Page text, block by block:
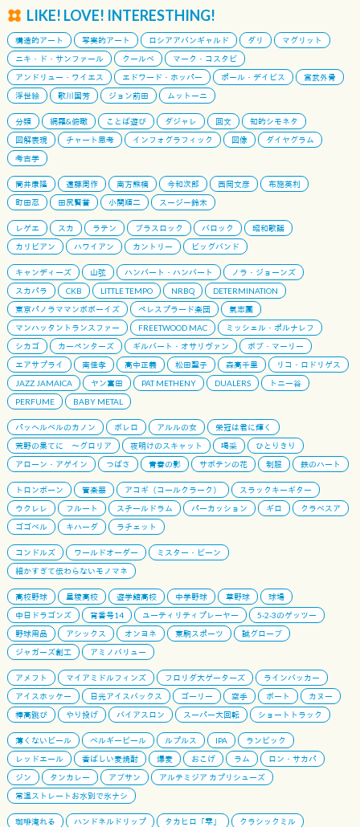
LIKE! LOVE! INTERESTHING!
構造的アート 写実的アート ロシアアバンギャルド ダリ
マグリット
ニキ・ド・サンファール
クールベ
マーク・コスタビ
アンドリュー・ワイエス
エドワード・ホッパー ポール・デイビス
宮武外骨
浮世絵
歌川国芳 ジョン前田 ムットーニ
分類 網羅&俯瞰 ことば遊び ダジャレ 回文
知的シモネタ
図解表現
チャート思考 インフォグラフィック 図像
ダイヤグラム
考古学
筒井康隆 遠藤周作 南方熊楠 今和次郎 西岡文彦
布施英利
町田忍
田尻賢誉 小関順二 スージー鈴木
レゲエ スカ ラテン ブラスロック バロック
昭和歌謡
カリビアン
ハワイアン カントリー ビッグバンド
キャンディーズ 山弦 ハンバート・ハンバート
ノラ・ジョーンズ
スカパラ
CKB LITTLE TEMPO NRBQ
DETERMINATION
東京パノラママンボボーイズ
ペレスプラード楽団
氣志團
マンハッタントランスファー
FREETWOOD MAC
ミッシェル・ポルナレフ
シカゴ
カーペンターズ ギルバート・オサリヴァン
ボブ・マーリー
エアサプライ
南佳孝 高中正義 松田聖子 森高千里
リコ・ロドリゲス
JAZZ JAMAICA
ヤン富田 PAT METHENY DUALERS
トニー谷
PERFUME
BABY METAL
パッヘルベルのカノン ボレロ アルルの女
栄冠は君に輝く
荒野の果てに 〜グロリア
夜明けのスキャット 喝采
ひとりきり
アローン・アゲイン
つばさ 青春の影 サボテンの花 制服 鉄のハート
トロンボーン 管楽器 アコギ（コールクラーク）
スラックキーギター
ウクレレ
フルート スチールドラム パーカッション ギロ
クラベスア
ゴゴベル
キハーダ ラチェット
コンドルズ ワールドオーダー
ミスター・ビーン
細かすぎて伝わらないモノマネ
高校野球 星稜高校 遊学館高校 中学野球 草野球
球場
中日ドラゴンズ
背番号14 ユーティリティプレーヤー
5-2-3のゲッツー
野球用品
アシックス オンヨネ 東駒スポーツ
誠グローブ
ジャガーズ創工
アミノバリュー
アメフト マイアミドルフィンズ フロリダ大ゲーターズ
ラインバッカー
アイスホッケー
日光アイスバックス ゴーリー 空手 ボート
カヌー
棒高跳び
やり投げ バイアスロン スーパー大回転 ショートトラック
薄くないビール ベルギービール ルプルス IPA
ランビック
レッドエール
香ばしい麦焼酎 爆麦 おこげ ラム
ロン・サカパ
ジン
タンカレー アブサン
アルテミジア カプリシューズ
常温ストレートお水別で氷ナシ
珈琲淹れる ハンドネルドリップ タカヒロ「雫」
クラシックミル